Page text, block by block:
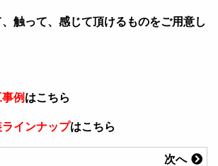
触って、感じて頂けるものをご用意し
例 はこちら
インナップはこちら
次へ